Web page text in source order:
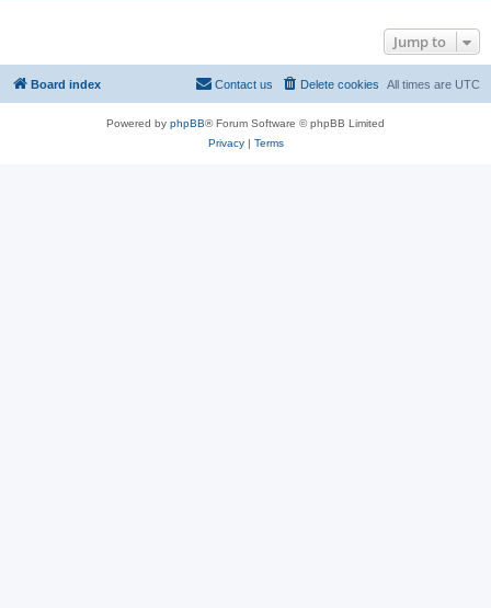
Jump to
Board index All times are UTC
Delete cookies
Contact us
Powered by phpBB® Forum Software © phpBB Limited
Privacy| Terms